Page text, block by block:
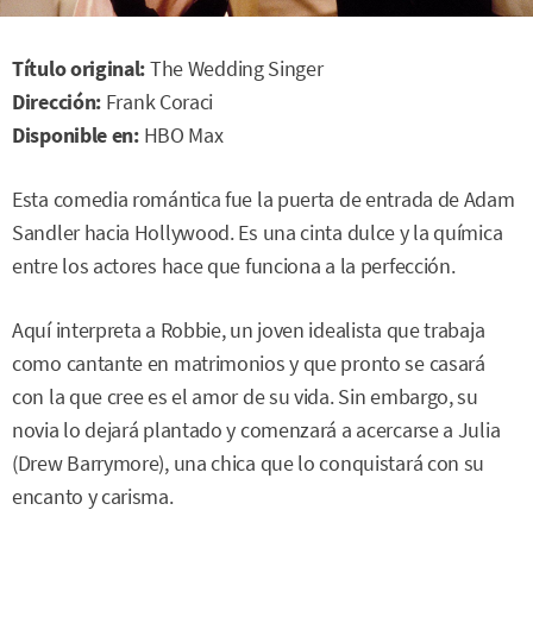
Título original:The Wedding Singer
Dirección: Frank Coraci
Disponible en: HBO Max
Esta comedia romántica fue la puerta de entrada de Adam
Sandler hacia Hollywood. Es una cinta dulce y la química
entre los actores hace que funciona a la perfección.
Aquí interpreta a Robbie, un joven idealista que trabaja
como cantante en matrimonios y que pronto se casará
con la que cree es el amor de su vida. Sin embargo, su
novia lo dejará plantado y comenzará a acercarse a Julia
(Drew Barrymore), una chica que lo conquistará con su
encanto y carisma.